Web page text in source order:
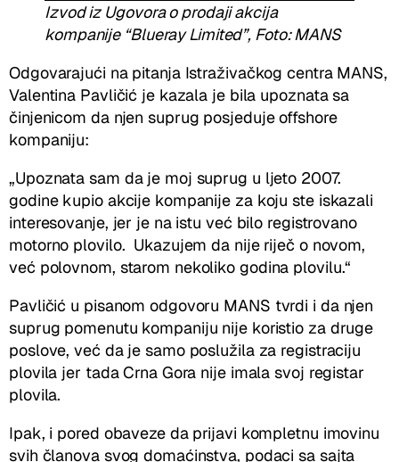
Izvod iz Ugovora o prodaji akcija
kompanije “Blueray Limited”, Foto: MANS
Odgovarajući na pitanja Istraživačkog centra MANS,
Valentina Pavličić je kazala je bila upoznata sa
činjenicom da njen suprug posjeduje offshore
kompaniju:
„Upoznata sam da je moj suprug u ljeto 2007.
godine kupio akcije kompanije za koju ste iskazali
interesovanje, jer je na istu već bilo registrovano
motorno plovilo. Ukazujem da nije riječ o novom,
već polovnom, starom nekoliko godina plovilu.“
Pavličić u pisanom odgovoru MANS tvrdi i da njen
suprug pomenutu kompaniju nije koristio za druge
poslove, već da je samo poslužila za registraciju
plovila jer tada Crna Gora nije imala svoj registar
plovila.
Ipak, i pored obaveze da prijavi kompletnu imovinu
svih članova svog domaćinstva, podaci sa sajta